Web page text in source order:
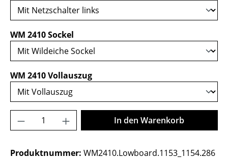
WM 2410 Sockel
WM 2410 Vollauszugauswählen
Produkt Anzahl: Gib den gewünschten
In den Warenkorb
Produktnummer: WM2410.Lowboard.1153_1154.286